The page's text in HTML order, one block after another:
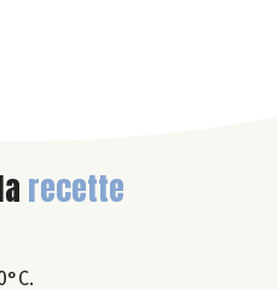
recette